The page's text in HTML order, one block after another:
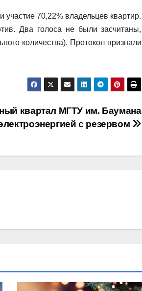
участие 70,22% владельцев квартир.
Два голоса не были засчитаны,
количества). Протокол признали
квартал МГТУ им. Баумана
с резервом